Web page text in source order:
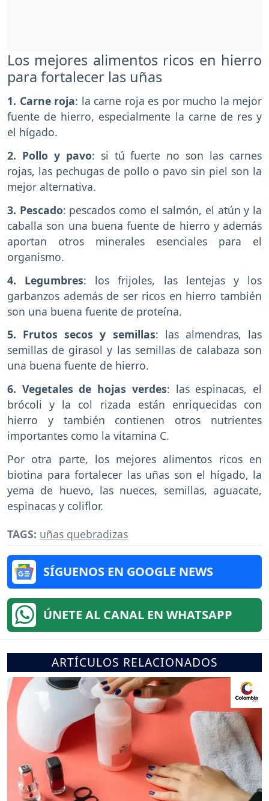
Los mejores alimentos ricos en hierro
para fortalecer las uñas
1. Carne roja: la carne roja es por mucho la mejor
fuente de hierro, especialmente la carne de res y
el hígado.
2. Pollo y pavo: si tú fuerte no son las carnes
rojas, las pechugas de pollo o pavo sin piel son la
mejor alternativa.
3. Pescado: pescados como el salmón, el atún y la
caballa son una buena fuente de hierro y además
aportan otros minerales esenciales para el
organismo.
4. Legumbres: los frijoles, las lentejas y los
garbanzos además de ser ricos en hierro también
son una buena fuente de proteína.
5. Frutos secos y semillas: las almendras, las
semillas de girasol y las semillas de calabaza son
una buena fuente de hierro.
6. Vegetales de hojas verdes: las espinacas, el
brócoli y la col rizada están enriquecidas con
hierro y también contienen otros nutrientes
importantes como la vitamina C.
Por otra parte, los mejores alimentos ricos en
biotina para fortalecer las uñas son el hígado, la
yema de huevo, las nueces, semillas, aguacate,
espinacas y coliflor.
TAGS: uñas quebradizas
SÍGUENOS EN GOOGLE NEWS
ÚNETE AL CANAL EN WHATSAPP
ARTÍCULOS RELACIONADOS